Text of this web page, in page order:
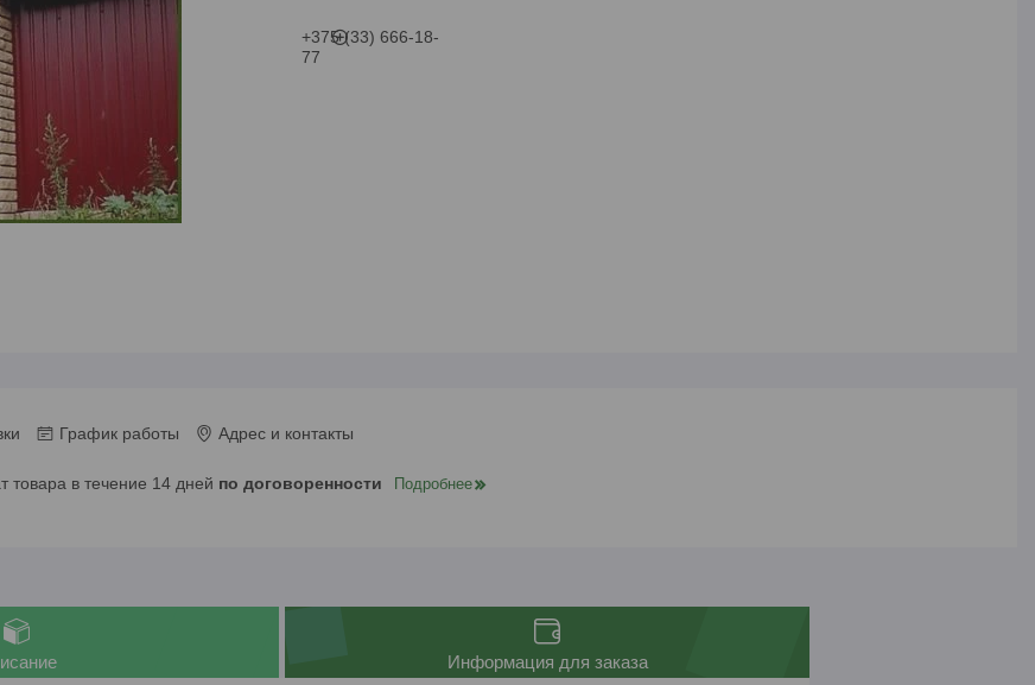
+375 (33) 666-18-
77
График работы Адрес и контакты
товара в течение 14 дней по договоренности Подробнее
Информация для заказа